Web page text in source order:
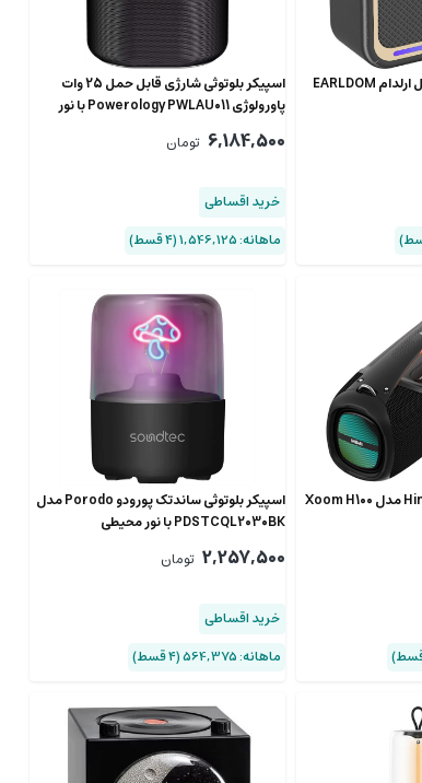
اسپیکر بلوتوثی قابل‌حمل ارلدام EARLDOM
اسپیکر بلوتوثی شارژی قابل حمل 25 وات
پاورولوژی Powerology PWLAU011 با نور
6,184,500 تومان
خرید اقساطی
ماهانه: 1,546,125 (۴ قسط)
اسپیکر بلوتوثی هیمی Himi مدل Xoom H100
اسپیکر بلوتوثی ساندتک پورودو Porodo مدل
PDSTCQL2030BK با نور محیطی
2,257,500 تومان
خرید اقساطی
ماهانه: 564,375 (۴ قسط)